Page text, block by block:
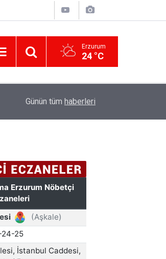
Erzurum
24 °C
ETSO ve İSO mesleki eğitim protokolü
Günün tüm haberleri